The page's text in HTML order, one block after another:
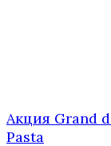
Акция Grand
Pasta